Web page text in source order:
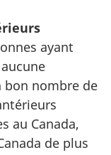
ayant
bon nombre de
au Canada,
de plus